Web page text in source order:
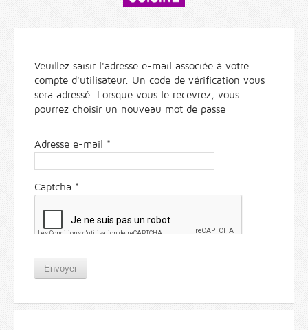
Veuillez saisir l'adresse e-mail associée à votre
compte d'utilisateur. Un code de vérification vous
sera adressé. Lorsque vous le recevrez, vous
pourrez choisir un nouveau mot de passe
Adresse e-mail *
Captcha *
Envoyer